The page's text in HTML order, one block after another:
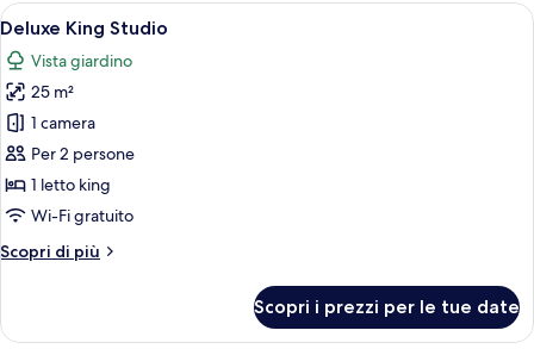
Apri
tutte
le
foto
per
Deluxe
King
Studio
Una camera da letto con un letto,
14
Deluxe King Studio
Vista giardino
25 m²
1 camera
Per 2 persone
1 letto king
Wi-Fi gratuito
Scopri di più
Altri
King
Scopri i prezzi per le tue date